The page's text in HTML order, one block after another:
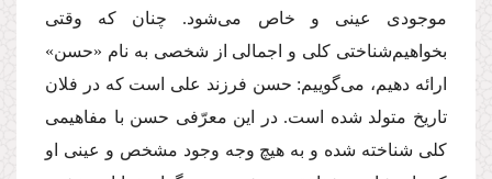
موجودى عینى و خاص مى‌شود. چنان كه وقتى
بخواهیم‌شناختى كلى و اجمالى از شخصى به نام «حسن»
ارائه دهیم، مى‌گوییم: حسن فرزند على است كه در فلان
تاریخ متولد شده است. در این معرّفى حسن با مفاهیمى
كلى شناخته شده و به هیچ وجه وجود مشخص و عینى او